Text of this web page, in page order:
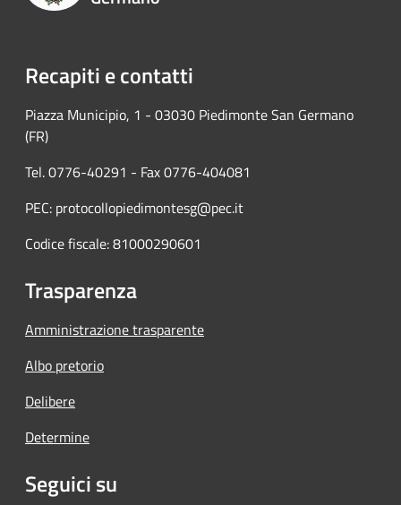
Recapiti e contatti
Piazza Municipio, 1 - 03030 Piedimonte San Germano
(FR)
Tel. 0776-40291 - Fax 0776-404081
PEC: protocollopiedimontesg@pec.it
Codice fiscale: 81000290601
Trasparenza
Amministrazione trasparente
Albo pretorio
Delibere
Determine
Seguici su